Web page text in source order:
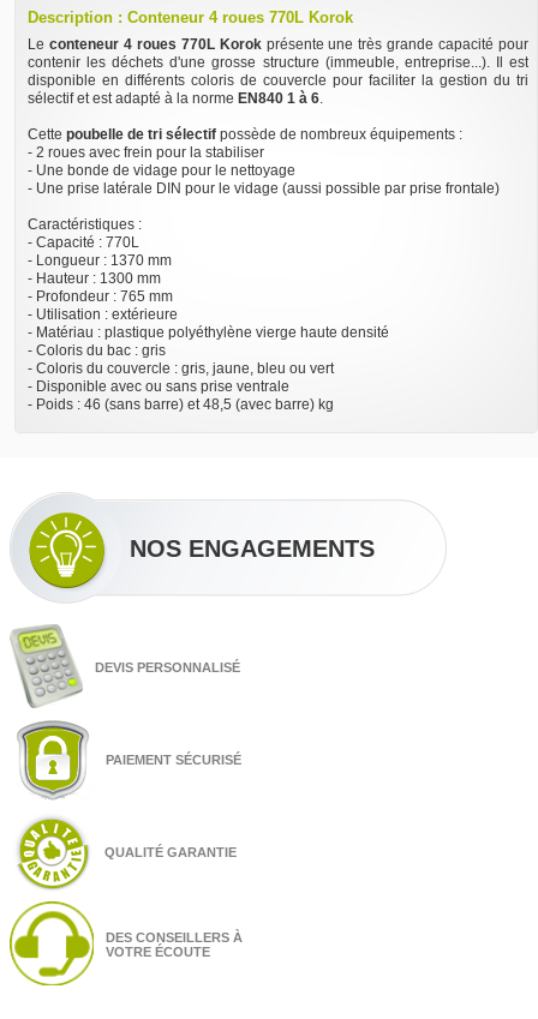
Description : Conteneur 4 roues 770L Korok
Le conteneur 4 roues 770L Korokprésente une très grande capacité pour
contenir les déchets d'une grosse structure (immeuble, entreprise...). Il est
disponible en différents coloris de couvercle pour faciliter la gestion du tri
sélectif et est adapté à la norme EN840 1 à 6.
Cette poubelle de tri sélectif possède de nombreux équipements :
- 2 roues avec frein pour la stabiliser
- Une bonde de vidage pour le nettoyage
- Une prise latérale DIN pour le vidage (aussi possible par prise frontale)
Caractéristiques :
- Capacité : 770L
- Longueur : 1370 mm
- Hauteur : 1300 mm
- Profondeur : 765 mm
- Utilisation : extérieure
- Matériau : plastique polyéthylène vierge haute densité
- Coloris du bac : gris
- Coloris du couvercle : gris, jaune, bleu ou vert
- Disponible avec ou sans prise ventrale
- Poids : 46 (sans barre) et 48,5 (avec barre) kg
NOS ENGAGEMENTS
DEVIS PERSONNALISÉ
PAIEMENT SÉCURISÉ
QUALITÉ GARANTIE
DES CONSEILLERS À
VOTRE ÉCOUTE